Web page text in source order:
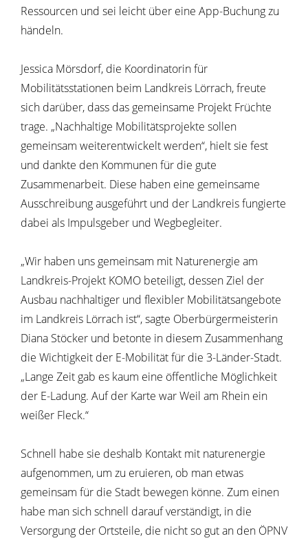
Ressourcen und sei leicht über eine App-Buchung zu
händeln.
Jessica Mörsdorf, die Koordinatorin für
Mobilitätsstationen beim Landkreis Lörrach, freute
sich darüber, dass das gemeinsame Projekt Früchte
trage. „Nachhaltige Mobilitätsprojekte sollen
gemeinsam weiterentwickelt werden“, hielt sie fest
und dankte den Kommunen für die gute
Zusammenarbeit. Diese haben eine gemeinsame
Ausschreibung ausgeführt und der Landkreis fungierte
dabei als Impulsgeber und Wegbegleiter.
„Wir haben uns gemeinsam mit Naturenergie am
Landkreis-Projekt KOMO beteiligt, dessen Ziel der
Ausbau nachhaltiger und flexibler Mobilitätsangebote
im Landkreis Lörrach ist“, sagte Oberbürgermeisterin
Diana Stöcker und betonte in diesem Zusammenhang
die Wichtigkeit der E-Mobilität für die 3-Länder-Stadt.
„Lange Zeit gab es kaum eine öffentliche Möglichkeit
der E-Ladung. Auf der Karte war Weil am Rhein ein
weißer Fleck.“
Schnell habe sie deshalb Kontakt mit naturenergie
aufgenommen, um zu eruieren, ob man etwas
gemeinsam für die Stadt bewegen könne. Zum einen
habe man sich schnell darauf verständigt, in die
Versorgung der Ortsteile, die nicht so gut an den ÖPNV